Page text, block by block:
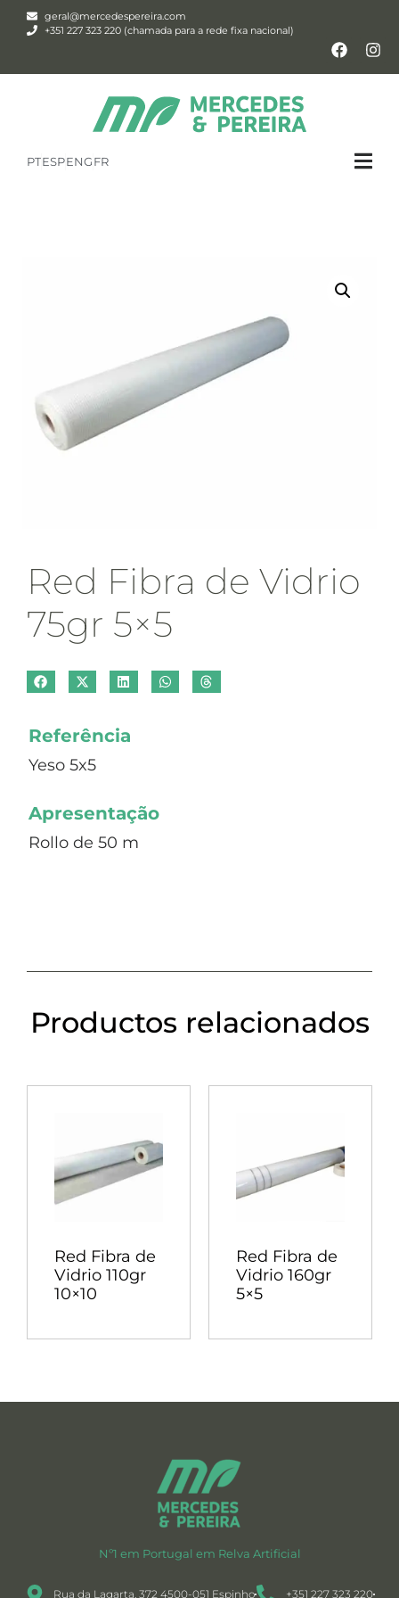
geral@mercedespereira.com
+351 227 323 220 (chamada para a rede fixa nacional)
PTESPENGFR
Red Fibra de Vidrio
75gr 5×5
Referência
Yeso 5x5
Apresentação
Rollo de 50 m
Productos relacionados
Red Fibra de
Vidrio 110gr
10×10
Red Fibra de
Vidrio 160gr
5×5
Nº1 em Portugal em Relva Artificial
Rua da Lagarta, 372 4500-051 Espinho +351 227 323 220